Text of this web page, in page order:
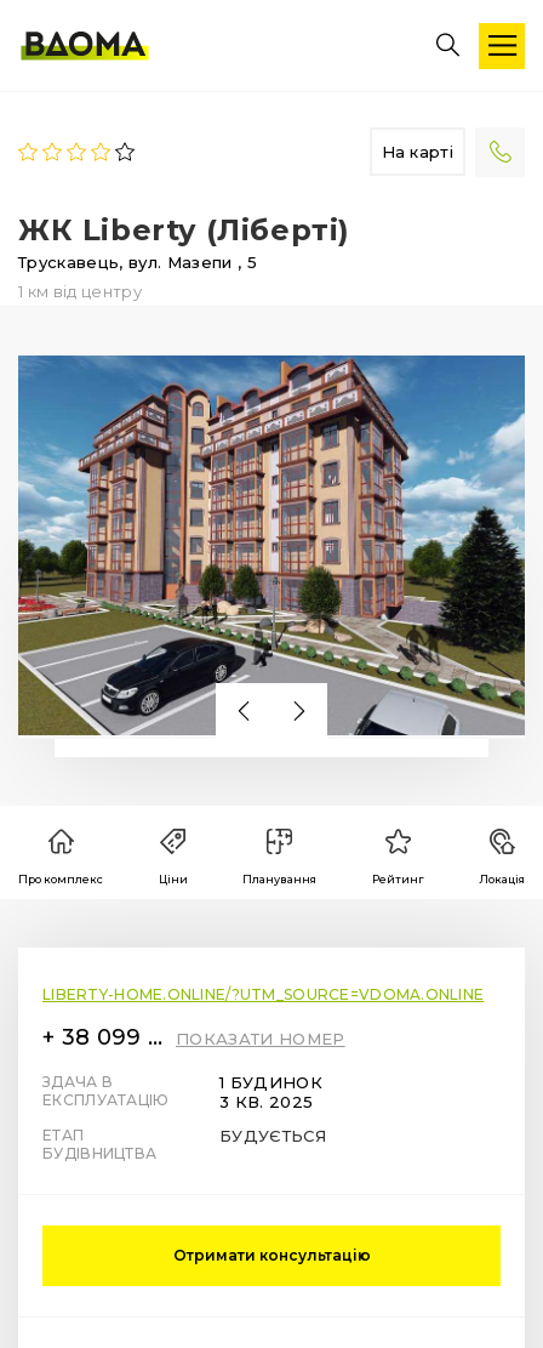
На карті
ЖК Liberty (Ліберті)
Трускавець, вул. Мазепи , 5
1 км від центру
Про комплекс Ціни Планування Рейтинг Локація
LIBERTY-HOME.ONLINE/?UTM_SOURCE=VDOMA.ONLINE
+ 38 099 78 78 287 ПОКАЗАТИ НОМЕР
ЗДАЧА В
ЕКСПЛУАТАЦІЮ
1 БУДИНОК
3 КВ. 2025
ЕТАП
БУДІВНИЦТВА
БУДУЄТЬСЯ
Отримати консультацію